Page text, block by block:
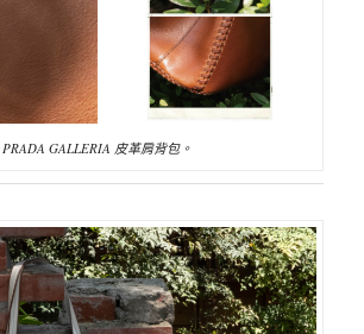
PRADA GALLERIA 皮革肩背包。